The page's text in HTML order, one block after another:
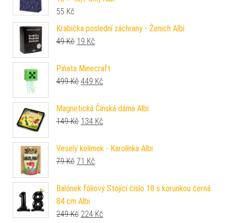
55 Kč
Krabička poslední záchrany - Ženich Albi
49Kč Původní cena byla: 49 Kč.
19 Kč
Piňata Minecraft
499Kč Původní cena byla: 499 Kč.
449 Kč
Magnetická Čínská dáma Albi
149Kč Původní cena byla: 149 Kč.
134 Kč
Veselý kelímek - Karolínka Albi
79Kč Původní cena byla: 79 Kč.
71 Kč
Balónek fóliový Stojící číslo 18 s korunkou černá
84 cm Albi
249Kč Původní cena byla: 249 Kč.
224 Kč